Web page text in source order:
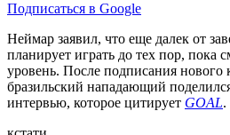
Подписаться в Google
Неймар заявил, что еще далек от
планирует играть до тех пор, пока
уровень. После подписания нового
бразильский нападающий
интервью, которое цитирует GOAL.